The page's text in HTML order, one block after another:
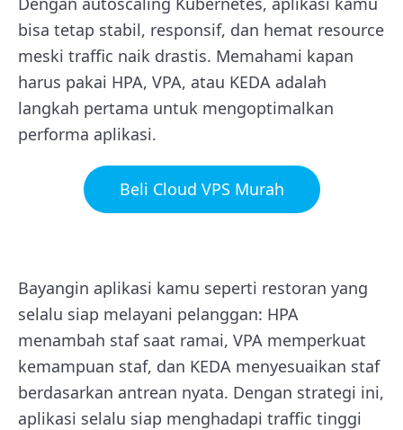
bisa tetap stabil, responsif, dan hemat resource
meski traffic naik drastis. Memahami kapan
harus pakai HPA, VPA, atau KEDA adalah
langkah pertama untuk mengoptimalkan
performa aplikasi.
Beli Cloud VPS Murah
Bayangin aplikasi kamu seperti restoran yang
selalu siap melayani pelanggan: HPA
menambah staf saat ramai, VPA memperkuat
kemampuan staf, dan KEDA menyesuaikan staf
berdasarkan antrean nyata. Dengan strategi ini,
aplikasi selalu siap menghadapi traffic tinggi